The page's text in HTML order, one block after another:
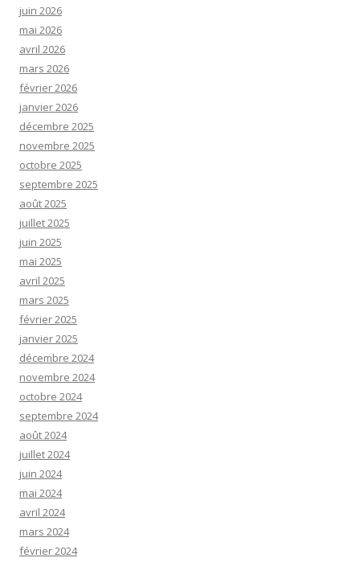
juin 2026
mai 2026
avril 2026
mars 2026
février 2026
janvier 2026
décembre 2025
novembre 2025
octobre 2025
septembre 2025
août 2025
juillet 2025
juin 2025
mai 2025
avril 2025
mars 2025
février 2025
janvier 2025
décembre 2024
novembre 2024
octobre 2024
septembre 2024
août 2024
juillet 2024
juin 2024
mai 2024
avril 2024
mars 2024
février 2024